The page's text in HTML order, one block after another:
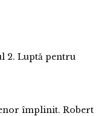
2. Luptă pentru
împlinit. Robert